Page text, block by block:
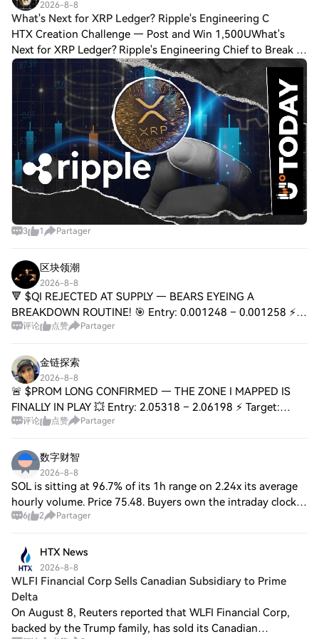
2026-8-8
What's Next for XRP Ledger? Ripple's Engineering C
HTX Creation Challenge — Post and Win 1,500UWhat's
Next for XRP Ledger? Ripple's Engineering Chief to Break It
Down at XRP Event J.A. Akinyele, Senior Director of
Engineering at Ripple, has been named
3 1 Partager
区块领潮
2026-8-8
🔻 $QI REJECTED AT SUPPLY — BEARS EYEING A
BREAKDOWN ROUTINE! 🎯 Entry: 0.001248 – 0.001258 ⚡
Stop Loss: 0.001370 ⚠️ Target 1: 0.001220 🎯 Target 2:
评论 点赞 Partager
金链探索
2026-8-8
🚨 $PROM LONG CONFIRMED — THE ZONE I MAPPED IS
FINALLY IN PLAY 💥 Entry: 2.05318 – 2.06198 ⚡ Target:
2.08926 – 2.11038 🚀 Target: 2.14206 💥 Stop Loss:
评论 点赞 Partager
数字财智
2026-8-8
SOL is sitting at 96.7% of its 1h range on 2.24x its average
hourly volume. Price 75.48. Buyers own the intraday clocks.
The 15m, 1h and 4h EMA stacks are all bullish, 9 over 21
6 2 Partager
HTX News
2026-8-8
WLFI Financial Corp Sells Canadian Subsidiary to Prime
Delta
On August 8, Reuters reported that WLFI Financial Corp,
backed by the Trump family, has sold its Canadian